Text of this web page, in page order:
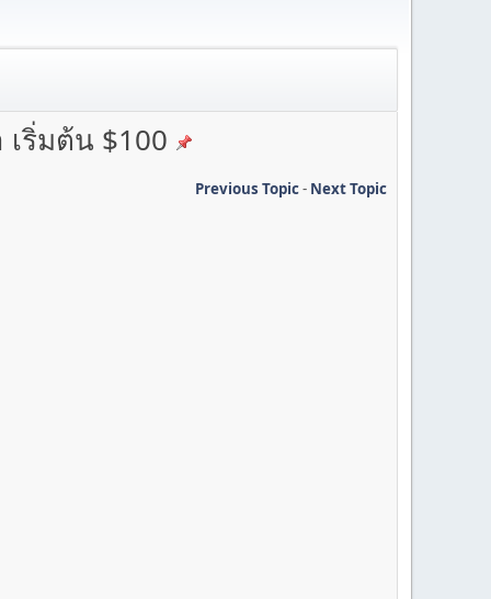
ริ่มต้น $100
Previous Topic- Next Topic